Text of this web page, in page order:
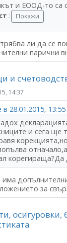
и ЕООД-то са
:
ли да се
парични
и
14:37
28.01.2015, 13:55
и сега ще
корегираща?Да
за